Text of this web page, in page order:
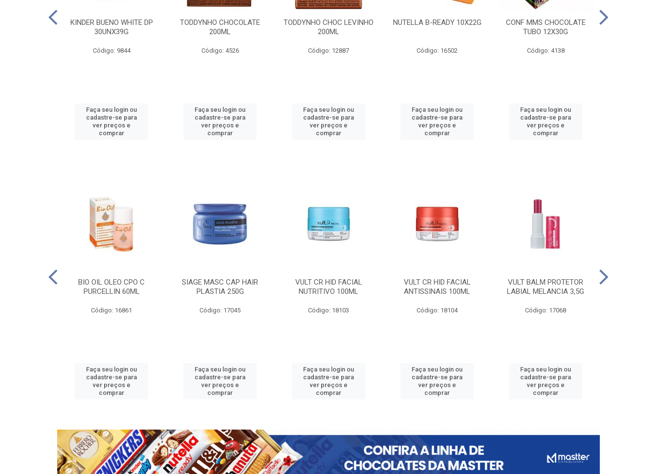
KINDER BUENO WHITE DP
30UNX39G
Código: 9844
Faça seu login ou
cadastre-se para
ver preços e
comprar
TODDYNHO CHOCOLATE
200ML
Código: 4526
Faça seu login ou
cadastre-se para
ver preços e
comprar
TODDYNHO CHOC LEVINHO
200ML
Código: 12887
Faça seu login ou
cadastre-se para
ver preços e
comprar
NUTELLA B-READY 10X22G
Código: 16502
Faça seu login ou
cadastre-se para
ver preços e
comprar
CONF MMS CHOCOLATE
TUBO 12X30G
Código: 4138
Faça seu login ou
cadastre-se para
ver preços e
comprar
BIO OIL OLEO CPO C
PURCELLIN 60ML
Código: 16861
Faça seu login ou
cadastre-se para
ver preços e
comprar
SIAGE MASC CAP HAIR
PLASTIA 250G
Código: 17045
Faça seu login ou
cadastre-se para
ver preços e
comprar
VULT CR HID FACIAL
NUTRITIVO 100ML
Código: 18103
Faça seu login ou
cadastre-se para
ver preços e
comprar
VULT CR HID FACIAL
ANTISSINAIS 100ML
Código: 18104
Faça seu login ou
cadastre-se para
ver preços e
comprar
VULT BALM PROTETOR
LABIAL MELANCIA 3,5G
Código: 17068
Faça seu login ou
cadastre-se para
ver preços e
comprar